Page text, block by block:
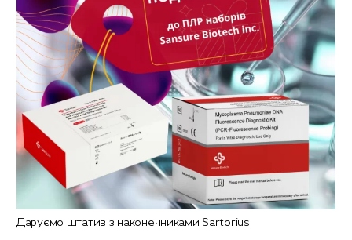
Даруємо штатив з наконечниками Sartorius